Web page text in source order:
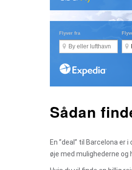
Sådan
En ”deal” til Barcelona
øje med mulighederne og